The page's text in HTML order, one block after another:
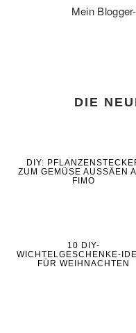
Mein
DIE
DIY:
ZUM GEMÜSE AUSSÄEN
FIMO
10 DIY-
WICHTELGESCHENKE-
FÜR WEIHNACHTEN